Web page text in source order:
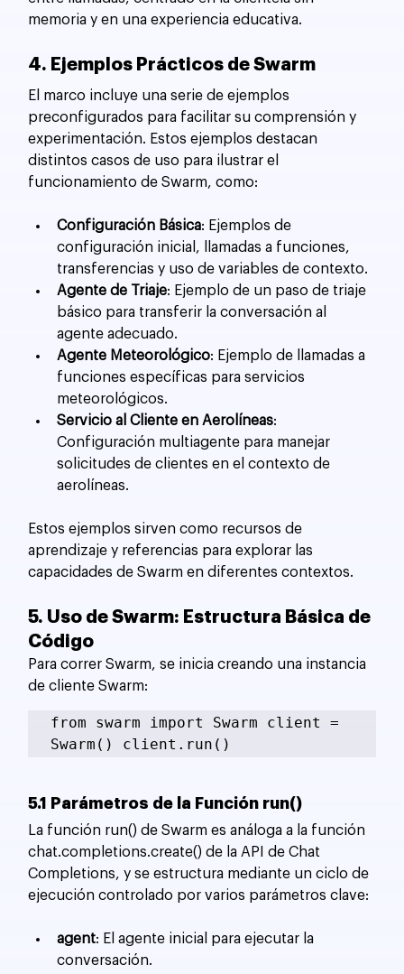
memoria y en una experiencia educativa.
4. Ejemplos Prácticos de Swarm
El marco incluye una serie de ejemplos
preconfigurados para facilitar su comprensión y
experimentación. Estos ejemplos destacan
distintos casos de uso para ilustrar el
funcionamiento de Swarm, como:
Configuración Básica: Ejemplos de
configuración inicial, llamadas a funciones,
transferencias y uso de variables de contexto.
Agente de Triaje: Ejemplo de un paso de triaje
básico para transferir la conversación al
agente adecuado.
Agente Meteorológico: Ejemplo de llamadas a
funciones específicas para servicios
meteorológicos.
Servicio al Cliente en Aerolíneas:
Configuración multiagente para manejar
solicitudes de clientes en el contexto de
aerolíneas.
Estos ejemplos sirven como recursos de
aprendizaje y referencias para explorar las
capacidades de Swarm en diferentes contextos.
5. Uso de Swarm: Estructura Básica de
Código
Para correr Swarm, se inicia creando una instancia
de cliente Swarm:
from swarm import Swarm client =
Swarm() client.run()
5.1 Parámetros de la Función run()
La función run() de Swarm es análoga a la función
chat.completions.create() de la API de Chat
Completions, y se estructura mediante un ciclo de
ejecución controlado por varios parámetros clave:
agent: El agente inicial para ejecutar la
conversación.